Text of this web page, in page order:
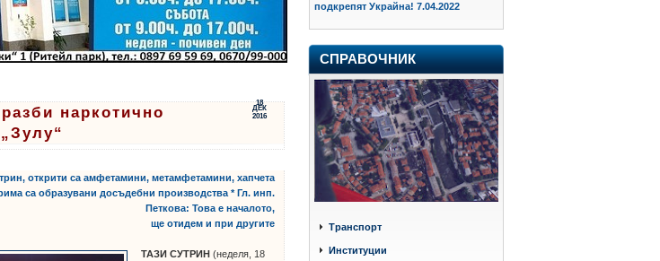
18
ДЕК
2016
наркотично
открити са амфетамини, метамфетамини, хапчета
са образувани досъдебни производства * Гл. инп.
Петкова: Това е началото,
ще отидем и при другите
ТАЗИ СУТРИН (неделя, 18
подкрепят Украйна! 7.04.2022
СПРАВОЧНИК
Транспорт
Институции